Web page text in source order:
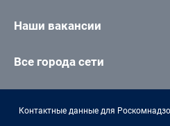
Наши вакансии
Все города сети
Контактные данные для